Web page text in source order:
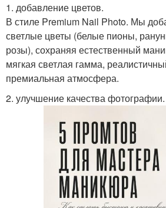
1. добавление цветов.
В стиле Premium Nail Photo. Мы
светлые цветы (белые пионы,
розы), сохраняя естественный
мягкая светлая гамма,
премиальная атмосфера.
2. улучшение качества фотографии.